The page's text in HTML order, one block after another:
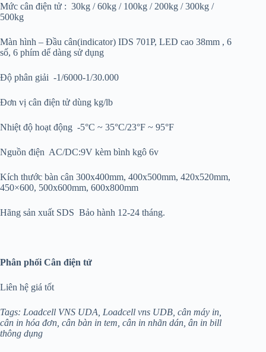
Mức cân điện tử : 30kg / 60kg / 100kg / 200kg / 300kg /
500kg
Màn hình – Đầu cân(indicator) IDS 701P, LED cao 38mm , 6
số, 6 phím dể dàng sử dụng
Độ phân giải -1/6000-1/30.000
Đơn vị cân điện tử dùng kg/lb
Nhiệt độ hoạt động -5°C ~ 35°C/23°F ~ 95°F
Nguồn điện AC/DC:9V kèm bình kgô 6v
Kích thước bàn cân 300x400mm, 400x500mm, 420x520mm,
450×600, 500x600mm, 600x800mm
Hãng sản xuất SDS Bảo hành 12-24 tháng.
Phân phối Cân điện tử
Liên hệ giá tốt
Tags: Loadcell VNS UDA, Loadcell vns UDB, cân máy in,
cân in hóa đơn, cân bàn in tem, cân in nhãn dán, ân in bill
thông dụng